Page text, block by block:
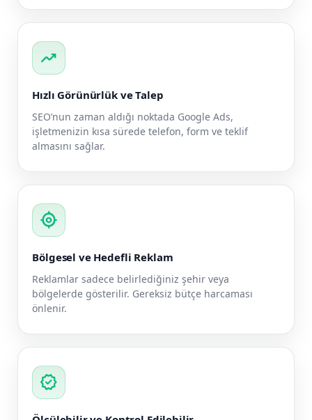
trending_up
Hızlı Görünürlük ve Talep
SEO’nun zaman aldığı noktada Google Ads,
işletmenizin kısa sürede telefon, form ve teklif
almasını sağlar.
my_location
Bölgesel ve Hedefli Reklam
Reklamlar sadece belirlediğiniz şehir veya
bölgelerde gösterilir. Gereksiz bütçe harcaması
önlenir.
verified